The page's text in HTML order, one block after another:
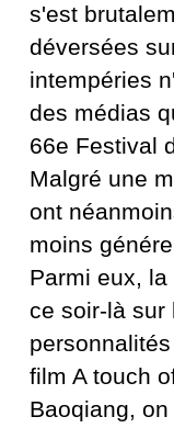
s'est
déversées
intempéries
des médias
66e Festival
Malgré une
ont
moins
Parmi eux,
ce soir-là sur
film A touch
Baoqiang,